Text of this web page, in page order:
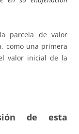
parcela de valor
como una primera
valor inicial de la
de esta